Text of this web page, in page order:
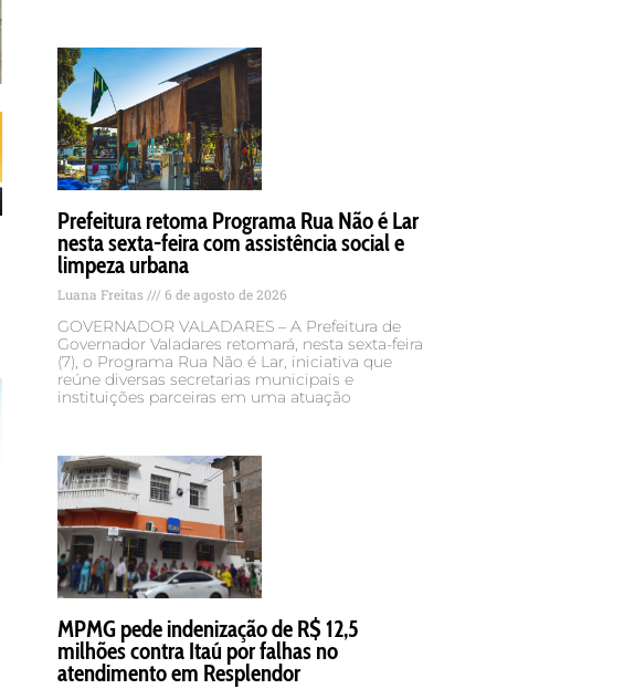
Prefeitura retoma Programa Rua Não é Lar
nesta sexta-feira com assistência social e
limpeza urbana
Luana Freitas 6 de agosto de 2026
GOVERNADOR VALADARES – A Prefeitura de
Governador Valadares retomará, nesta sexta-feira
(7), o Programa Rua Não é Lar, iniciativa que
reúne diversas secretarias municipais e
instituições parceiras em uma atuação
MPMG pede indenização de R$ 12,5
milhões contra Itaú por falhas no
atendimento em Resplendor